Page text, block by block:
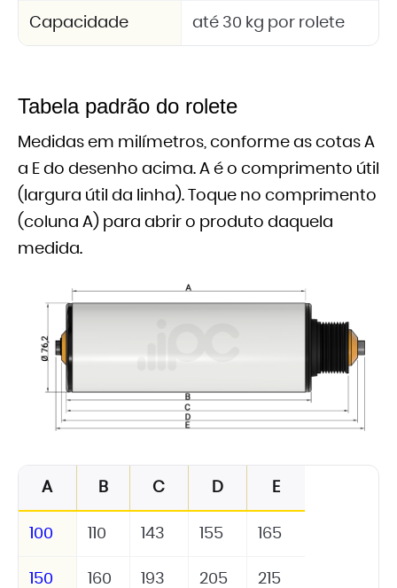
Capacidade até 30 kg por rolete
Tabela padrão do rolete
Medidas em milímetros, conforme as cotas A
a E do desenho acima. A é o comprimento útil
(largura útil da linha). Toque no comprimento
(coluna A) para abrir o produto daquela
medida.
A B C D E
100 110 143 155 165
150 160 193 205 215